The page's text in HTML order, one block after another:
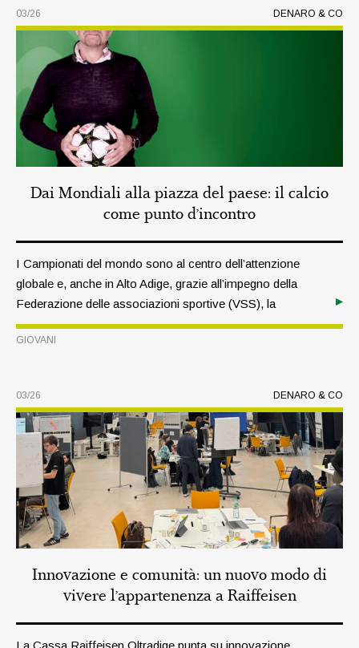
DENARO & CO
03/26
Dai Mondiali alla piazza del paese: il calcio
come punto d’incontro
I Campionati del mondo sono al centro dell’attenzione
globale e, anche in Alto Adige, grazie all’impegno della
Federazione delle associazioni sportive (VSS), la
passione per il calcio viene vissuta con entusiasmo. In
un’intervista con Armin Kager, responsabile di questo
GIOVANI
DENARO & CO
03/26
Innovazione e comunità: un nuovo modo di
vivere l’appartenenza a Raiffeisen